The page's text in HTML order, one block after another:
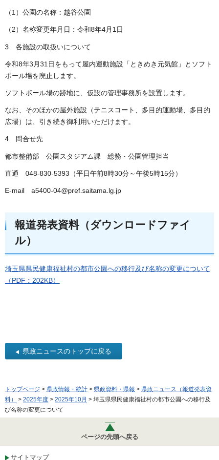
（1）公園の名称：越谷公園
（2）名称変更年月日：令和8年4月1日
3 各施設の取扱いについて
令和8年3月31日をもって屋内運動施設「ときめき元気館」とソフト
ボール場を廃止します。
ソフトボール場の跡地に、仮設の管理事務所を設置します。
なお、そのほかの屋外施設（テニスコート、多目的運動場、多目的
広場）は、引き続き御利用いただけます。
4 問合せ先
都市整備部 公園スタジアム課 総務・公園管理担当
直通 048-830-5393（平日午前8時30分～午後5時15分）
E-mail a5400-04@pref.saitama.lg.jp
報道発表資料（ダウンロードファイ
ル）
埼玉県県民健康福祉村の都市公園への移行及び名称の変更について
（PDF：202KB）
県政ニュースのトップに戻る
トップページ > 県政情報・統計 > 県政資料・県報 > 県政ニュース（報道発表資
料）
> 2025年度 > 2025年10月 > 埼玉県県民健康福祉村の都市公園への移行及
び名称の変更について
ページの先頭へ戻る
サイトマップ